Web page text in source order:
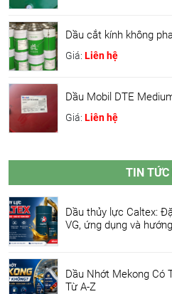
Dầu cắt kính không
Giá: Liên hệ
Dầu Mobil DTE
Giá: Liên hệ
TIN TỨC
Dầu thủy lực Caltex:
VG, ứng dụng và
Dầu Nhớt Mekong Có
Từ A-Z